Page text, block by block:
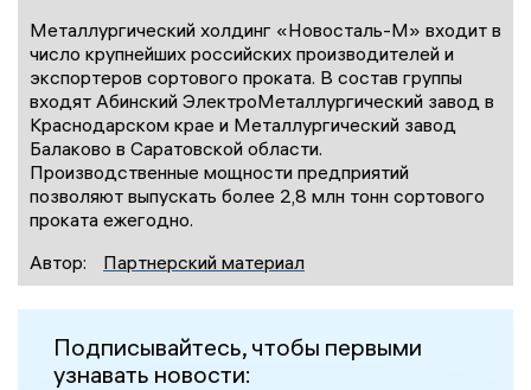
Металлургический холдинг «Новосталь-М» входит в
число крупнейших российских производителей и
экспортеров сортового проката. В состав группы
входят Абинский ЭлектроМеталлургический завод в
Краснодарском крае и Металлургический завод
Балаково в Саратовской области.
Производственные мощности предприятий
позволяют выпускать более 2,8 млн тонн сортового
проката ежегодно.
Автор:
Партнерский материал
Подписывайтесь, чтобы первыми
узнавать новости: